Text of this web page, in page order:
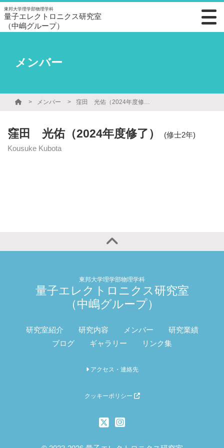
東邦大学理学部物理学科
量子エレクトロニクス研究室
（中嶋グループ）
メンバー
メンバー 窪田 光佑（2024年度修了）
窪田 光佑（2024年度修了）
(修士2年)
Kousuke Kubota
東邦大学理学部物理学科
量子エレクトロニクス研究室
（中嶋グループ）
研究室紹介 研究内容 メンバー
研究業績
ブログ
ギャラリー リンク集
アクセス・連絡先
クッキーポリシー